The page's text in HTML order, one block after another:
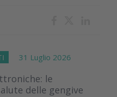
31 Luglio 2026
le
delle gengive